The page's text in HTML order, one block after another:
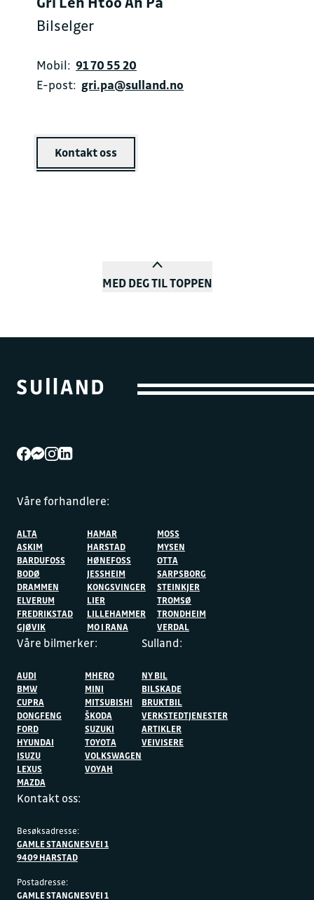
Bilselger
Mobil: 91 70 55 20
E-post: gri.pa@sulland.no
Kontakt oss
MED DEG TIL TOPPEN
Våre forhandlere:
ALTA
ASKIM
BARDUFOSS
BODØ
DRAMMEN
ELVERUM
FREDRIKSTAD
GJØVIK
HAMAR
HARSTAD
HØNEFOSS
JESSHEIM
KONGSVINGER
LIER
LILLEHAMMER
MO I RANA
MOSS
MYSEN
OTTA
SARPSBORG
STEINKJER
TROMSØ
TRONDHEIM
VERDAL
Våre bilmerker:
AUDI
BMW
CUPRA
DONGFENG
FORD
HYUNDAI
ISUZU
LEXUS
MAZDA
MHERO
MINI
MITSUBISHI
ŠKODA
SUZUKI
TOYOTA
VOLKSWAGEN
VOYAH
Sulland:
NY BIL
BILSKADE
BRUKTBIL
VERKSTEDTJENESTER
ARTIKLER
VEIVISERE
Kontakt oss:
Besøksadresse:
GAMLE STANGNESVEI 1
9409 HARSTAD
Postadresse:
GAMLE STANGNESVEI 1